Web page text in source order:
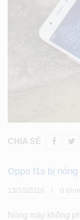
CHIA SẺ
Oppo f1s bị
13/10/2016 0
Nóng máy không